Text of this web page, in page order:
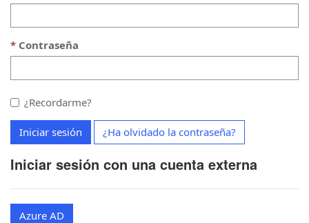
Contraseña
¿Recordarme?
Iniciar sesión ¿Ha olvidado la contraseña?
Iniciar sesión con una cuenta externa
Azure AD